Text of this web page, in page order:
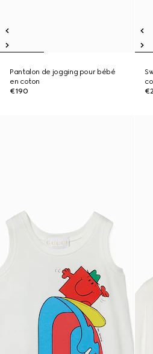
Pantalon de jogging pour bébé
en coton
€190